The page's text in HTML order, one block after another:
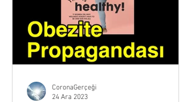
CoronaGerçeği
24 Ara 2023